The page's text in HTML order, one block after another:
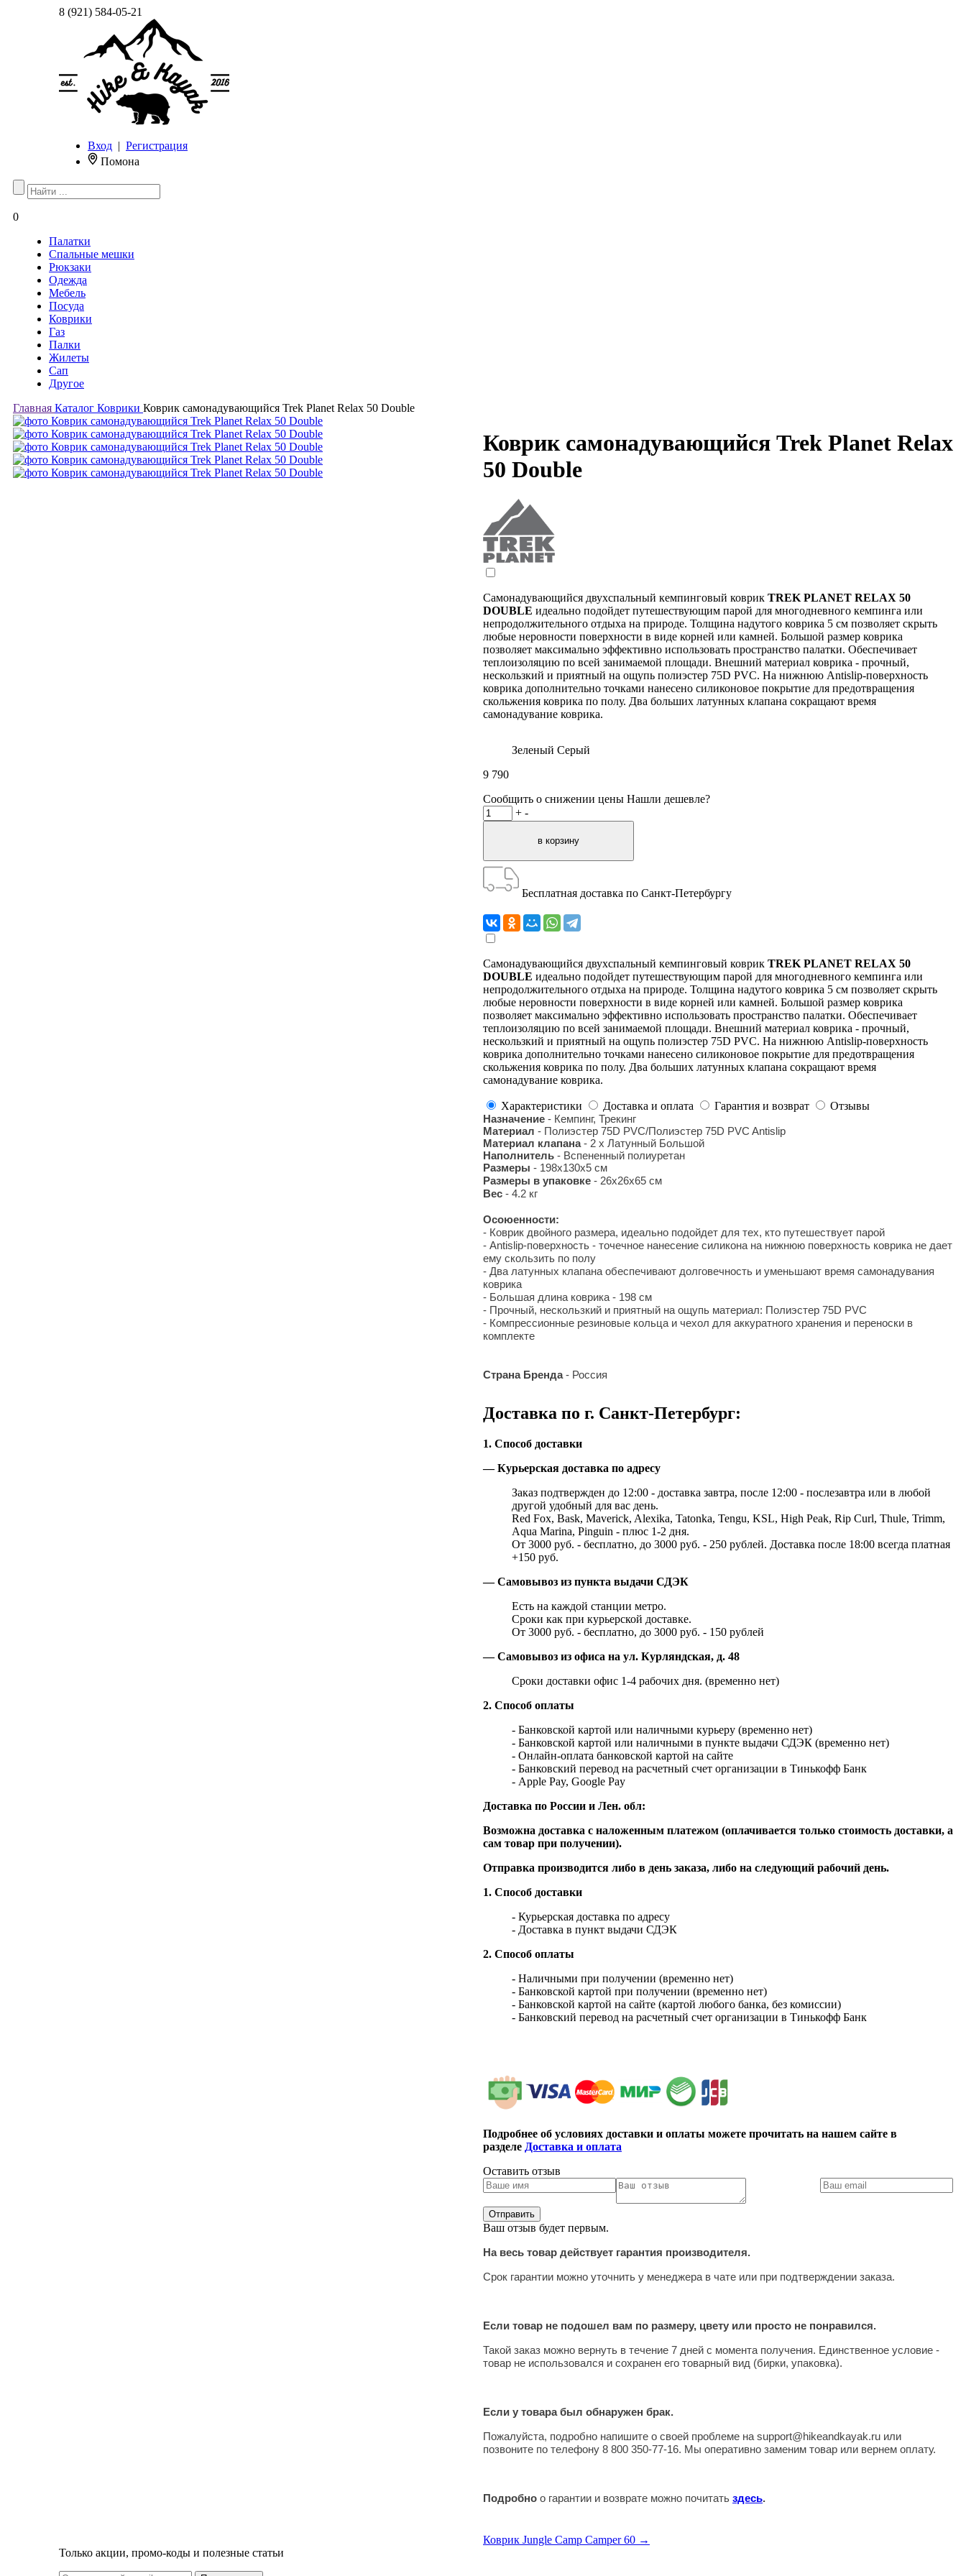
8 (921) 584-05-21
Вход | Регистрация
Помона
0
Палатки
Спальные мешки
Рюкзаки
Одежда
Мебель
Посуда
Коврики
Газ
Палки
Жилеты
Сап
Другое
Главная Каталог Коврики Коврик самонадувающийся Trek Planet Relax 50 Double
Коврик самонадувающийся Trek Planet Relax
50 Double
Самонадувающийся двухспальный кемпинговый коврик TREK PLANET RELAX 50
DOUBLE идеально подойдет путешествующим парой для многодневного кемпинга или
непродолжительного отдыха на природе. Толщина надутого коврика 5 см позволяет скрыть
любые неровности поверхности в виде корней или камней. Большой размер коврика
позволяет максимально эффективно использовать пространство палатки. Обеспечивает
теплоизоляцию по всей занимаемой площади. Внешний материал коврика - прочный,
нескользкий и приятный на ощупь полиэстер 75D PVC. На нижнюю Antislip-поверхность
коврика дополнительно точками нанесено силиконовое покрытие для предотвращения
скольжения коврика по полу. Два больших латунных клапана сокращают время
самонадувание коврика.
Зеленый Серый
9 790
Сообщить о снижении цены Нашли дешевле?
+ -
Бесплатная доставка по Санкт-Петербургу
Самонадувающийся двухспальный кемпинговый коврик TREK PLANET RELAX 50
DOUBLE идеально подойдет путешествующим парой для многодневного кемпинга или
непродолжительного отдыха на природе. Толщина надутого коврика 5 см позволяет скрыть
любые неровности поверхности в виде корней или камней. Большой размер коврика
позволяет максимально эффективно использовать пространство палатки. Обеспечивает
теплоизоляцию по всей занимаемой площади. Внешний материал коврика - прочный,
нескользкий и приятный на ощупь полиэстер 75D PVC. На нижнюю Antislip-поверхность
коврика дополнительно точками нанесено силиконовое покрытие для предотвращения
скольжения коврика по полу. Два больших латунных клапана сокращают время
самонадувание коврика.
Характеристики Доставка и оплата Гарантия и возврат
Отзывы
Назначение - Кемпинг, Трекинг
Материал - Полиэстер 75D PVC/Полиэстер 75D PVC Antislip
Материал клапана- 2 х Латунный Большой
Наполнитель - Вспененный полиуретан
Размеры - 198x130x5 см
Размеры в упаковке - 26х26х65 см
Вес - 4.2 кг
Осоюенности:
- Коврик двойного размера, идеально подойдет для тех, кто путешествует парой
- Antislip-поверхность - точечное нанесение силикона на нижнюю поверхность коврика не дает
ему скользить по полу
- Два латунных клапана обеспечивают долговечность и уменьшают время самонадувания
коврика
- Большая длина коврика - 198 см
- Прочный, нескользкий и приятный на ощупь материал: Полиэстер 75D PVC
- Компрессионные резиновые кольца и чехол для аккуратного хранения и переноски в
комплекте
Страна Бренда- Россия
Доставка по г. Санкт-Петербург:
1. Способ доставки
— Курьерская доставка по адресу
Заказ подтвержден до 12:00 - доставка завтра, после 12:00 - послезавтра или в любой
другой удобный для вас день.
Red Fox, Bask, Maverick, Alexika, Tatonka, Tengu, KSL, High Peak, Rip Curl, Thule, Trimm,
Aqua Marina, Pinguin - плюс 1-2 дня.
От 3000 руб. - бесплатно, до 3000 руб. - 250 рублей. Доставка после 18:00 всегда платная
+150 руб.
— Самовывоз из пункта выдачи СДЭК
Есть на каждой станции метро.
Сроки как при курьерской доставке.
От 3000 руб. - бесплатно, до 3000 руб. - 150 рублей
— Самовывоз из офиса на ул. Курляндская, д. 48
Сроки доставки офис 1-4 рабочих дня. (временно нет)
2. Способ оплаты
- Банковской картой или наличными курьеру (временно нет)
- Банковской картой или наличными в пункте выдачи СДЭК (временно нет)
- Онлайн-оплата банковской картой на сайте
- Банковский перевод на расчетный счет организации в Тинькофф Банк
- Apple Pay, Google Pay
Доставка по России и Лен. обл:
Возможна доставка с наложенным платежом (оплачивается только стоимость доставки, а
сам товар при получении).
Отправка производится либо в день заказа, либо на следующий рабочий день.
1. Способ доставки
- Курьерская доставка по адресу
- Доставка в пункт выдачи СДЭК
2. Способ оплаты
- Наличными при получении (временно нет)
- Банковской картой при получении (временно нет)
- Банковской картой на сайте (картой любого банка, без комиссии)
- Банковский перевод на расчетный счет организации в Тинькофф Банк
Подробнее об условиях доставки и оплаты можете прочитать на нашем сайте в
разделе Доставка и оплата
Оставить отзыв
Ваш отзыв будет первым.
На весь товар действует гарантия производителя.
Срок гарантии можно уточнить у менеджера в чате или при подтверждении заказа.
Если товар не подошел вам по размеру, цвету или просто не понравился.
Такой заказ можно вернуть в течение 7 дней с момента получения. Единственное условие -
товар не использовался и сохранен его товарный вид (бирки, упаковка).
Если у товара был обнаружен брак.
Пожалуйста, подробно напишите о своей проблеме на support@hikeandkayak.ru или
позвоните по телефону 8 800 350-77-16. Мы оперативно заменим товар или вернем оплату.
Подробно о гарантии и возврате можно почитать здесь.
Коврик Jungle Camp Camper 60 →
Только акции, промо-коды и полезные статьи